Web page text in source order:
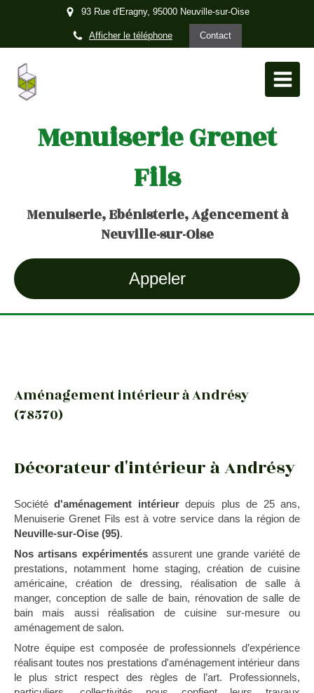
93 Rue d'Eragny, 95000 Neuville-sur-Oise
Afficher le téléphone Contact
Menuiserie Grenet
Fils
Menuiserie, Ebénisterie, Agencement à
Neuville-sur-Oise
Appeler
Aménagement intérieur à Andrésy
(78570)
Décorateur d'intérieur à Andrésy
Société d'aménagement intérieurdepuis plus de 25 ans,
Menuiserie Grenet Fils est à votre service dans la région de
Neuville-sur-Oise (95).
Nos artisans expérimentésassurent une grande variété de
prestations, notamment home staging, création de cuisine
américaine, création de dressing, réalisation de salle à
manger, conception de salle de bain, rénovation de salle de
bain mais aussi réalisation de cuisine sur-mesure ou
aménagement de salon.
Notre équipe est composée de professionnels d’expérience
réalisant toutes nos prestations d'aménagement intérieur dans
le plus strict respect des règles de l’art. Professionnels,